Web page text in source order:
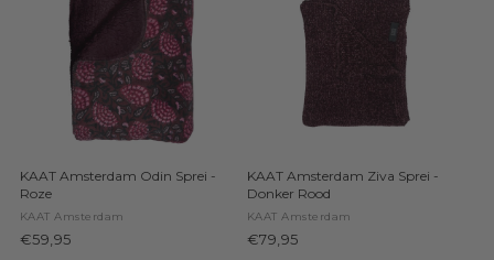
KAAT Amsterdam Odin Sprei -
Roze
KAAT Amsterdam
€59,95
KAAT Amsterdam Ziva Sprei -
Donker Rood
KAAT Amsterdam
€79,95